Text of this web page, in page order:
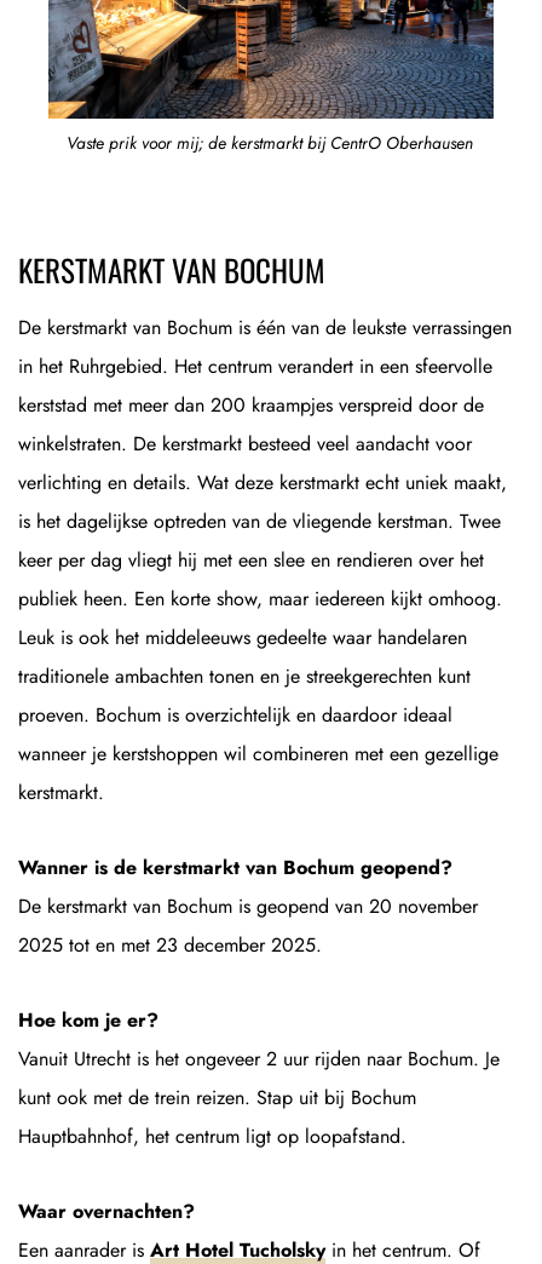
Vaste prik voor mij; de kerstmarkt bij CentrO Oberhausen
KERSTMARKT VAN BOCHUM
De kerstmarkt van Bochum is één van de leukste verrassingen
in het Ruhrgebied. Het centrum verandert in een sfeervolle
kerststad met meer dan 200 kraampjes verspreid door de
winkelstraten. De kerstmarkt besteed veel aandacht voor
verlichting en details. Wat deze kerstmarkt echt uniek maakt,
is het dagelijkse optreden van de vliegende kerstman. Twee
keer per dag vliegt hij met een slee en rendieren over het
publiek heen. Een korte show, maar iedereen kijkt omhoog.
Leuk is ook het middeleeuws gedeelte waar handelaren
traditionele ambachten tonen en je streekgerechten kunt
proeven. Bochum is overzichtelijk en daardoor ideaal
wanneer je kerstshoppen wil combineren met een gezellige
kerstmarkt.
Wanner is de kerstmarkt van Bochum geopend?
De kerstmarkt van Bochum is geopend van 20 november
2025 tot en met 23 december 2025.
Hoe kom je er?
Vanuit Utrecht is het ongeveer 2 uur rijden naar Bochum. Je
kunt ook met de trein reizen. Stap uit bij Bochum
Hauptbahnhof, het centrum ligt op loopafstand.
Waar overnachten?
Een aanrader is Art Hotel Tucholskyin het centrum. Of